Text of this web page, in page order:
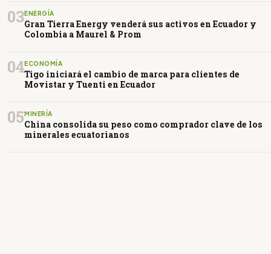
03ENERGÍA
Gran Tierra Energy venderá sus activos en Ecuador y
Colombia a Maurel & Prom
04ECONOMÍA
Tigo iniciará el cambio de marca para clientes de
Movistar y Tuenti en Ecuador
05 MINERÍA
China consolida su peso como comprador clave de los
minerales ecuatorianos